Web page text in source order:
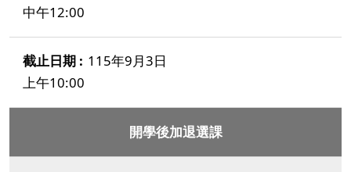
中午12:00
115年9月3日
上午10:00
開學後加退選課